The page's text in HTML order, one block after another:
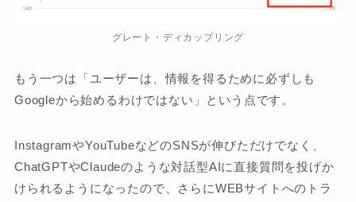
グレート・ディカップリング
もう一つは「ユーザーは、情報を得るために必ずしも
Googleから始めるわけではない」という点です。
InstagramやYouTubeなどのSNSが伸びただけでなく、
ChatGPTやClaudeのような対話型AIに直接質問を投げか
けられるようになったので、さらにWEBサイトへのトラ